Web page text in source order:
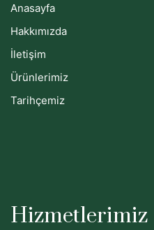
Anasayfa
Hakkımızda
İletişim
Ürünlerimiz
Tarihçemiz
Hizmetlerimiz